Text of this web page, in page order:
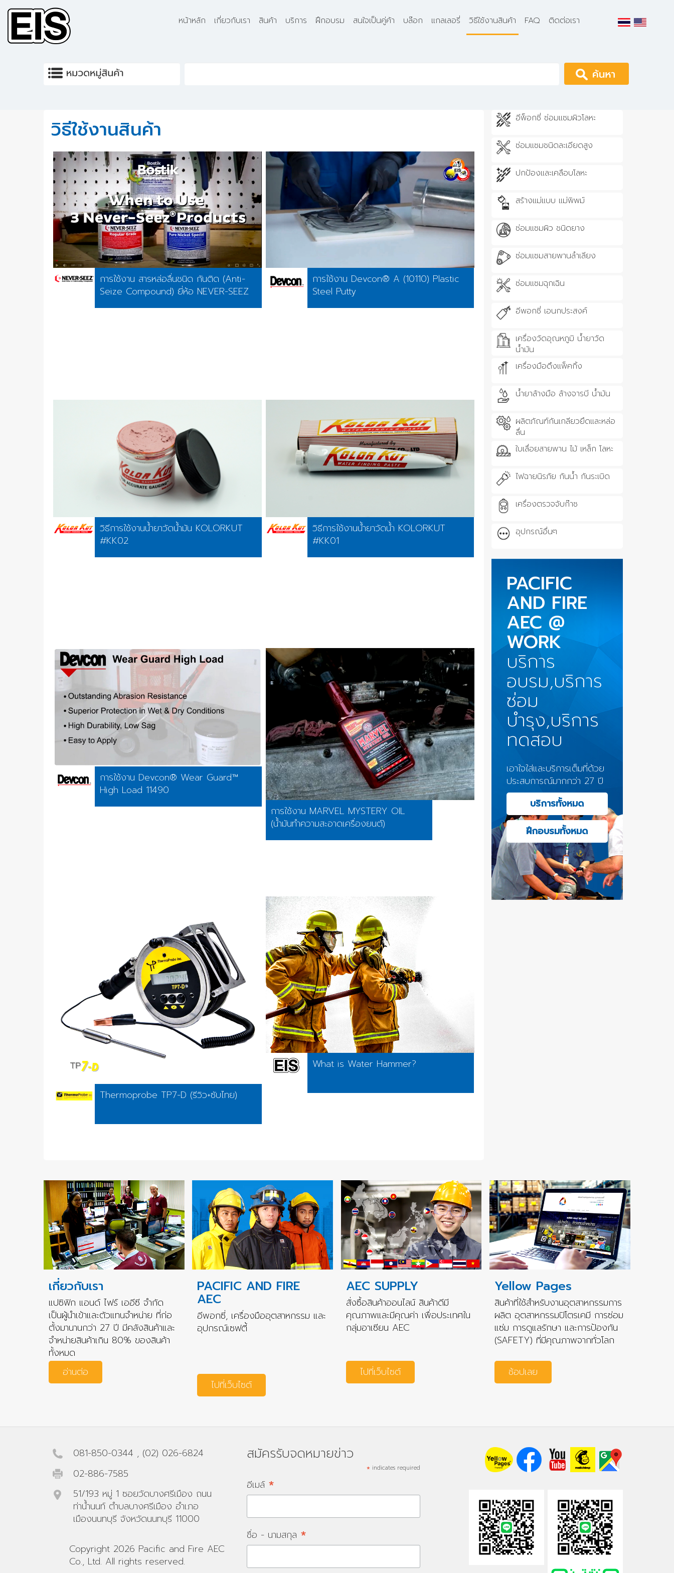
Skip to main content
หน้าหลัก เกี่ยวกับเรา สินค้า บริการ ฝึกอบรม สนใจเป็นคู่ค้า บล๊อก แกลเลอรี่ วิธีใช้งานสินค้า FAQ ติดต่อเรา
Apply
วิธีใช้งานสินค้า
การใช้งาน สารหล่อลื่นชนิด กันติด (Anti-
Seize Compound) ยี่ห้อ NEVER-SEEZ
การใช้งาน Devcon® A (10110) Plastic
Steel Putty
วิธีการใช้งานน้ำยาวัดน้ำมัน KOLORKUT
#KK02
วิธีการใช้งานน้ำยาวัดน้ำ KOLORKUT
#KK01
การใช้งาน Devcon® Wear Guard™
High Load 11490
การใช้งาน MARVEL MYSTERY OIL
(น้ำมันทำความสะอาดเครื่องยนต์)
Thermoprobe TP7-D (รีวิว+ซับไทย)
What is Water Hammer?
อีพ็อกซี่ ซ่อมแซมผิวโลหะ
ซ่อมแซมชนิดละเอียดสูง
ปกป้องและเคลือบโลหะ
สร้างแม่แบบ แม่พิพม์
ซ่อมแซมผิว ชนิดยาง
ซ่อมแซมสายพานลำเลียง
ซ่อมแซมฉุกเฉิน
อีพอกซี่ เอนกประสงค์
เครื่องวัดอุณหภูมิ น้ำยาวัด
น้ำมัน
เครื่องมือดึงแพ็คกิ้ง
น้ำยาล้างมือ ล้างจารบี น้ำมัน
ผลิตภัณฑ์กันเกลียวยึดและหล่อ
ลื่น
ใบเลื่อยสายพาน ไม้ เหล็ก โลหะ
ไฟฉายนิรภัย กันน้ำ กันระเบิด
เครื่องตรวจจับก๊าซ
อุปกรณ์อื่นๆ
PACIFIC
AND FIRE
AEC @
WORK
บริการ
อบรม,บริการ
ซ่อม
บำรุง,บริการ
ทดสอบ
เอาใจใส่และบริการเต็มที่ด้วย
ประสบการณ์มากกว่า 27 ปี
บริการทั้งหมด
ฝึกอบรมทั้งหมด
เกี่ยวกับเรา
แปซิฟิก แอนด์ ไฟร์ เออีซี จำกัด
เป็นผู้นำเข้าและตัวแทนจำหน่าย ที่ก่อ
ตั้งมานานกว่า 27 ปี มีคลังสินค้าและ
จำหน่ายสินค้าเกิน 80% ของสินค้า
ทั้งหมด
อ่านต่อ
PACIFIC AND FIRE
AEC
อีพอกซี่, เครื่องมืออุตสาหกรรม และ
อุปกรณ์เซฟตี้
ไปที่เว็บไซต์
AEC SUPPLY
สั่งซื้อสินค้าออนไลน์ สินค้าดีมี
คุณภาพและมีคุณค่า เพื่อประเทศใน
กลุ่มอาเซียน AEC
ไปที่เว็บไซต์
Yellow Pages
สินค้าที่ใช้สำหรับงานอุตสาหกรรมการ
ผลิต อุตสาหกรรมปิโตรเคมี การซ่อม
แซ่ม การดูแลรักษา และการป้องกัน
(SAFETY) ที่มีคุณภาพจากทั่วโลก
ช้อปเลย
081-850-0344 , (02) 026-6824
02-886-7585
51/193 หมู่ 1 ซอยวัดบางศรีเมือง ถนน
ท่าน้ำนนท์ ตำบลบางศรีเมือง อำเภอ
เมืองนนทบุรี จังหวัดนนทบุรี 11000
Copyright 2026 Pacific and Fire AEC
Co., Ltd. All rights reserved.
สมัครรับจดหมายข่าว
* indicates required
อีเมล์ *
ชื่อ - นามสกุล *